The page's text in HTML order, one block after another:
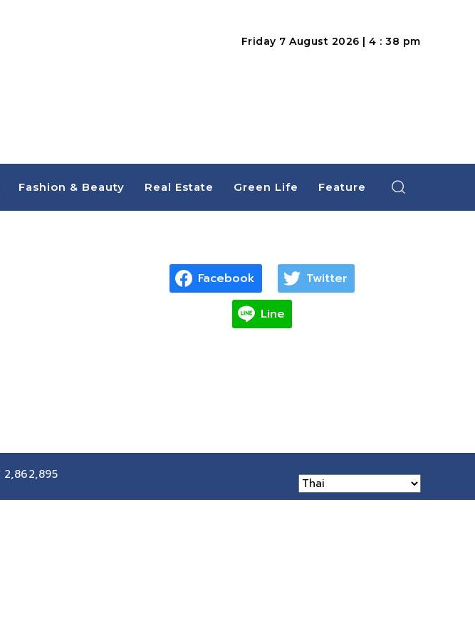
Friday 7 August 2026 | 4 : 38 pm
Fashion & Beauty Real Estate Green Life Feature
Facebook Twitter
Line
2,862,895